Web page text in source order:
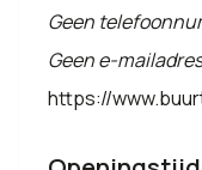
Geen
Geen e-
https://